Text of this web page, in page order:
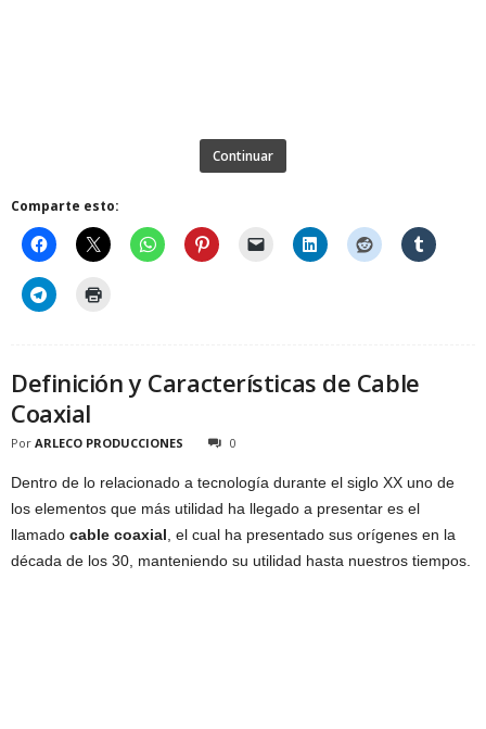
Continuar
Comparte esto:
Definición y Características de Cable
Coaxial
Por ARLECO PRODUCCIONES 0
Dentro de lo relacionado a tecnología durante el siglo XX uno de
los elementos que más utilidad ha llegado a presentar es el
llamado cable coaxial , el cual ha presentado sus orígenes en la
década de los 30, manteniendo su utilidad hasta nuestros tiempos.